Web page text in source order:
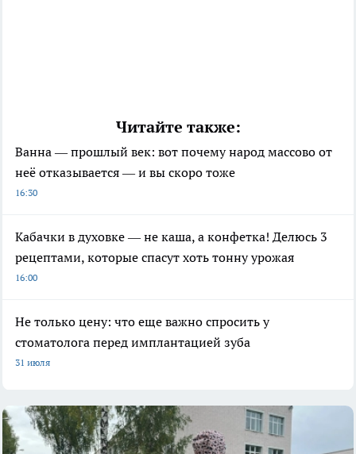
Читайте также:
Ванна — прошлый век: вот почему народ массово от
неё отказывается — и вы скоро тоже
16:30
Кабачки в духовке — не каша, а конфетка! Делюсь 3
рецептами, которые спасут хоть тонну урожая
16:00
Не только цену: что еще важно спросить у
стоматолога перед имплантацией зуба
31 июля